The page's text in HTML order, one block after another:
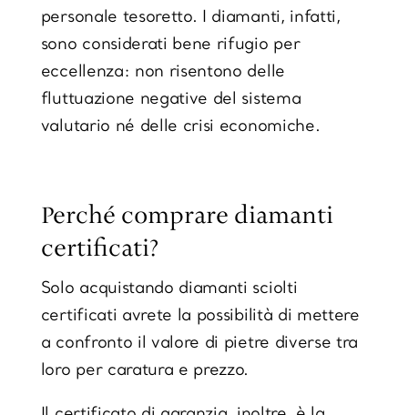
personale tesoretto. I diamanti, infatti,
sono considerati bene rifugio per
eccellenza: non risentono delle
fluttuazione negative del sistema
valutario né delle crisi economiche.
Perché comprare diamanti
certificati?
Solo acquistando diamanti sciolti
certificati avrete la possibilità di mettere
a confronto il valore di pietre diverse tra
loro per caratura e prezzo.